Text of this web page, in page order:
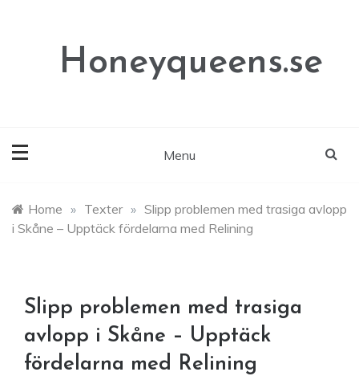
Honeyqueens.se
Menu
Home » Texter » Slipp problemen med trasiga avlopp
i Skåne – Upptäck fördelarna med Relining
Slipp problemen med trasiga
avlopp i Skåne – Upptäck
fördelarna med Relining